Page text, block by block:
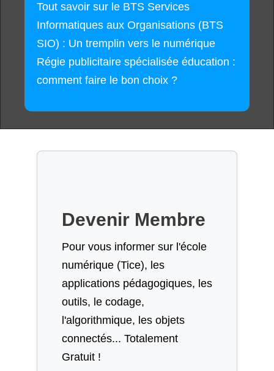
Tout savoir sur le BTS Services
Informatiques aux Organisations (BTS
SIO) : Un tremplin vers le numérique
Régie publicitaire spécialisée éducation :
comment faire le bon choix ?
Devenir Membre
Pour vous informer sur l'école
numérique (Tice), les
applications pédagogiques, les
outils, le codage,
l'algorithmique, les objets
connectés... Totalement
Gratuit !